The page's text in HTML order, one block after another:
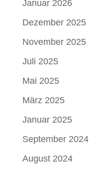
Januar 2026
Dezember 2025
November 2025
Juli 2025
Mai 2025
März 2025
Januar 2025
September 2024
August 2024